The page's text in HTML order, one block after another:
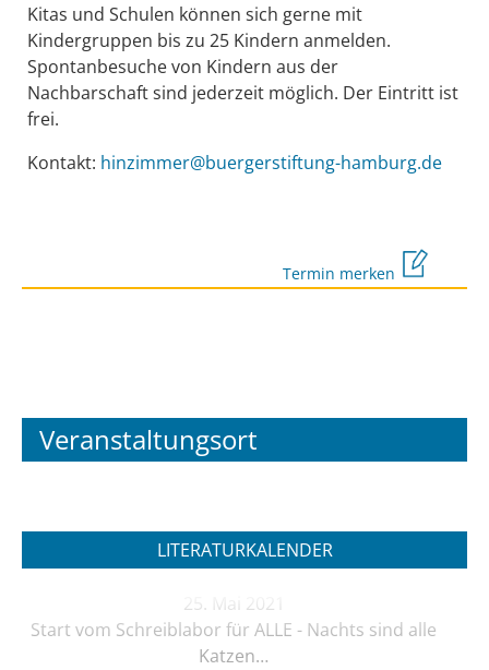
Kitas und Schulen können sich gerne mit
Kindergruppen bis zu 25 Kindern anmelden.
Spontanbesuche von Kindern aus der
Nachbarschaft sind jederzeit möglich. Der Eintritt ist
frei.
Kontakt: hinzimmer@buergerstiftung-hamburg.de
Termin merken
Veranstaltungsort
LITERATURKALENDER
25. Mai 2021
Start vom Schreiblabor für ALLE - Nachts sind alle
Katzen…